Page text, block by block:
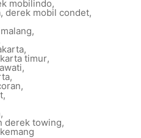
mobilindo,
, derek mobil condet,
,
,
timur,
,
,
,
,
,
derek towing,